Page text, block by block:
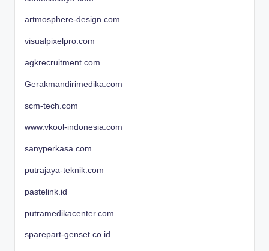
artmosphere-design.com
visualpixelpro.com
agkrecruitment.com
Gerakmandirimedika.com
scm-tech.com
www.vkool-indonesia.com
sanyperkasa.com
putrajaya-teknik.com
pastelink.id
putramedikacenter.com
sparepart-genset.co.id